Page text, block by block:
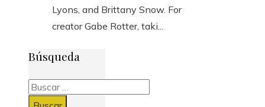
Lyons, and Brittany Snow. For
creator Gabe Rotter, taki...
Búsqueda
Buscar: